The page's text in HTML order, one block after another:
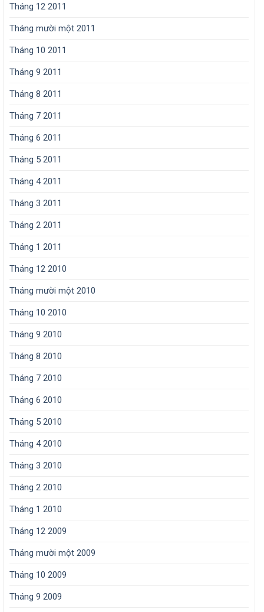
Tháng 12 2011
Tháng mười một 2011
Tháng 10 2011
Tháng 9 2011
Tháng 8 2011
Tháng 7 2011
Tháng 6 2011
Tháng 5 2011
Tháng 4 2011
Tháng 3 2011
Tháng 2 2011
Tháng 1 2011
Tháng 12 2010
Tháng mười một 2010
Tháng 10 2010
Tháng 9 2010
Tháng 8 2010
Tháng 7 2010
Tháng 6 2010
Tháng 5 2010
Tháng 4 2010
Tháng 3 2010
Tháng 2 2010
Tháng 1 2010
Tháng 12 2009
Tháng mười một 2009
Tháng 10 2009
Tháng 9 2009